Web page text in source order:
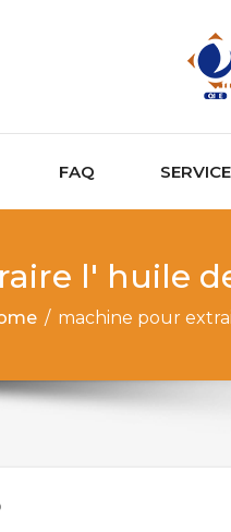
FAQ SERVICE
l' huile
/ machine pour